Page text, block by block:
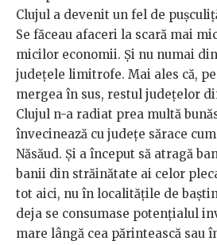
Clujul a devenit un fel de
Se făceau afaceri la scară mai
micilor economii. Și nu numai
județele limitrofe. Mai ales că,
mergea în sus, restul județelor
Clujul n-a radiat prea multă
învecinează cu județe sărace
Năsăud. Și a început să atragă
banii din străinătate ai celor
tot aici, nu în localitățile de
deja se consumase potențialul
mare lângă cea părintească sau